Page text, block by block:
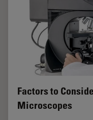
Factors to
Microscopes